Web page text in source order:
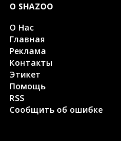
О SHAZOO
О Нас
Главная
Реклама
Контакты
Этикет
Помощь
RSS
Сообщить об ошибке